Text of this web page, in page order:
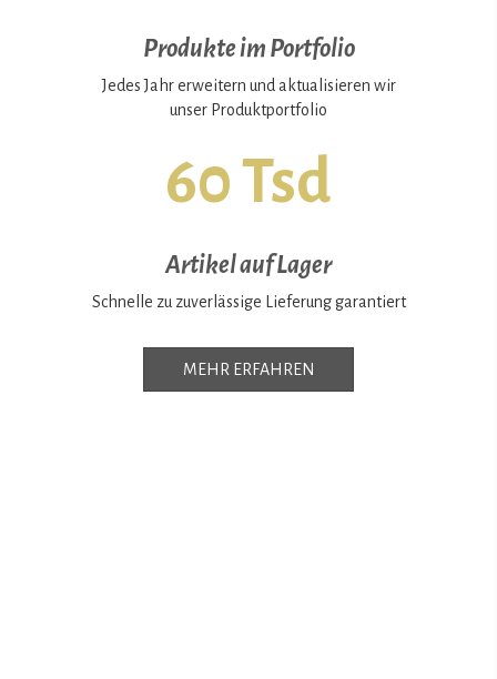
Produkte im Portfolio
Jedes Jahr erweitern und aktualisieren wir
unser Produktportfolio
60 Tsd
Artikel auf Lager
Schnelle zu zuverlässige Lieferung garantiert
MEHR ERFAHREN